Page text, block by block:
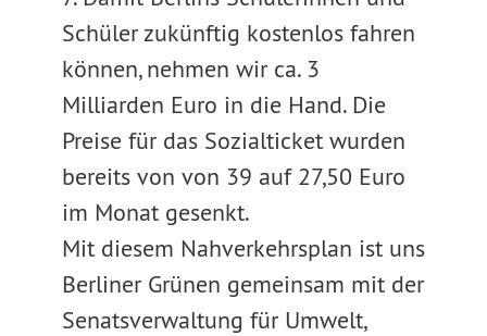
Schüler zukünftig kostenlos fahren
können, nehmen wir ca. 3
Milliarden Euro in die Hand. Die
Preise für das Sozialticket wurden
bereits von von 39 auf 27,50 Euro
im Monat gesenkt.
Mit diesem Nahverkehrsplan ist uns
Berliner Grünen gemeinsam mit der
Senatsverwaltung für Umwelt,